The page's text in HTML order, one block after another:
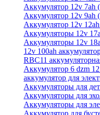
Аккумулятор 12v 7ah
Аккумулятор 12v 9ah
Аккумулятор 12v
Аккумуляторы 12v
Аккумуляторы 12v
12v 100ah
RBC11
Аккумулятор 6 dzm
аккумулятор для
Аккумуляторы для
Аккумуляторы для
Аккумуляторы для
Аккумулятор для